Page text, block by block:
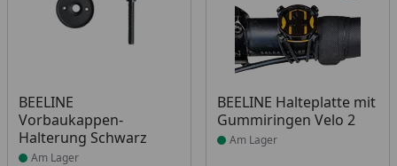
BEELINE
Vorbaukappen-
Halterung Schwarz
Produkt am Lager
Am Lager
BEELINE Halteplatte mit
Gummiringen Velo 2
Produkt am Lager
Am Lager